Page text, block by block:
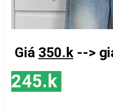
Giá 350.k-->
245.k